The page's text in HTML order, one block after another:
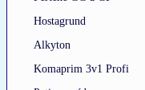
Hostagrund
Alkyton
Komaprim 3v1 Profi